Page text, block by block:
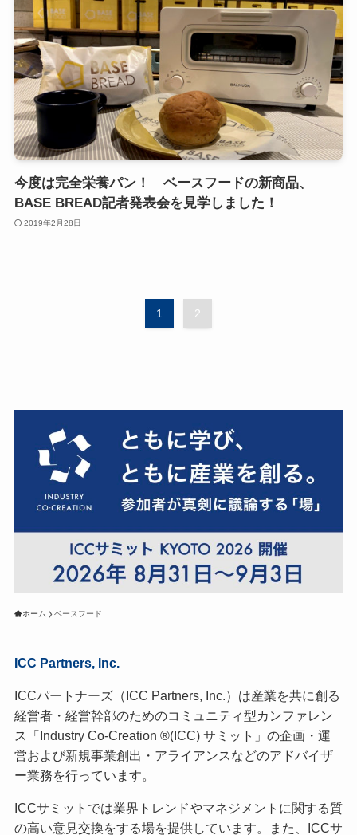
今度は完全栄養パン！ ベースフードの新商品、
BASE BREAD記者発表会を見学しました！
2019年2月28日
1 2
ホーム ベースフード
ICC Partners, Inc.
ICCパートナーズ（ICC Partners, Inc.）は産業を共に創る
経営者・経営幹部のためのコミュニティ型カンファレン
ス「Industry Co-Creation ®(ICC) サミット」の企画・運
営および新規事業創出・アライアンスなどのアドバイザ
ー業務を行っています。
ICCサミットでは業界トレンドやマネジメントに関する質
の高い意見交換をする場を提供しています。また、ICCサ